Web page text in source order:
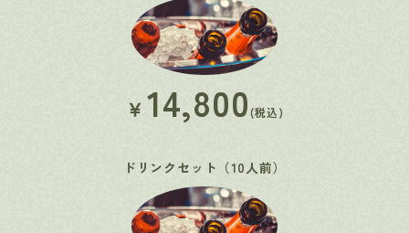
￥ 14,800(税込)
ドリンクセット（10人前）